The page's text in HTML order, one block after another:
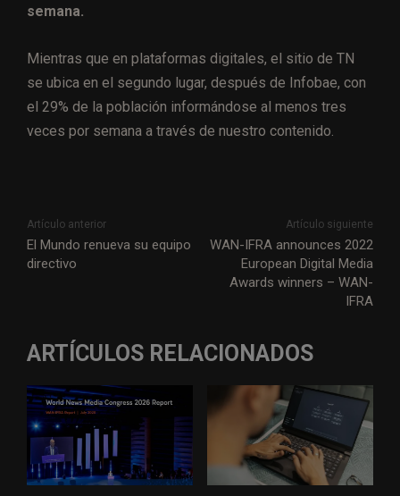
semana.
Mientras que en plataformas digitales, el sitio de TN
se ubica en el segundo lugar, después de Infobae, con
el 29% de la población informándose al menos tres
veces por semana a través de nuestro contenido.
Artículo anterior
El Mundo renueva su equipo
directivo
Artículo siguiente
WAN-IFRA announces 2022
European Digital Media
Awards winners – WAN-
IFRA
ARTÍCULOS RELACIONADOS